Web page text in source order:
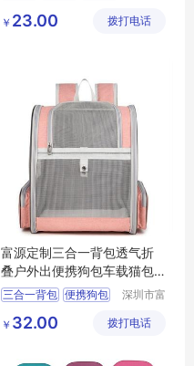
有限公司
￥ 23.00 拨打电话
富源定制三合一背包透气折
叠户外出便携狗包车载猫包
双肩包
三合一背包 便携狗包
深圳市富
限公司
￥ 32.00 拨打电话